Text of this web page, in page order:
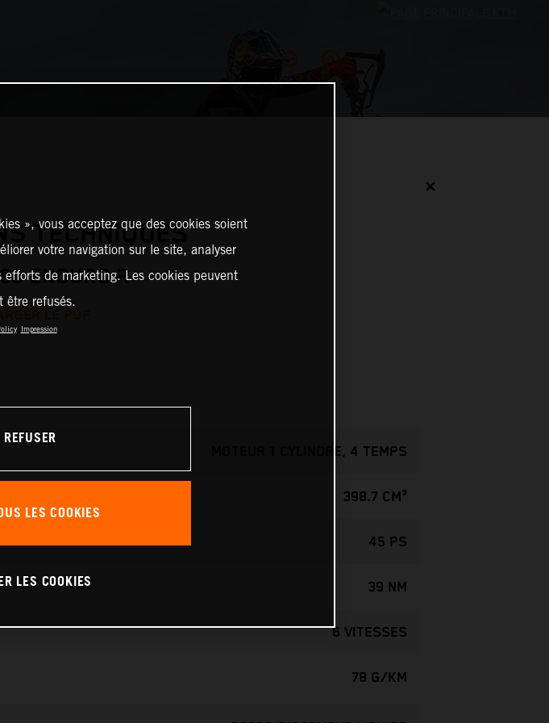
✕
TECHNIQUES
ENDURO R
MOTEUR 1 CYLINDRE, 4 TEMPS
398.7 CM³
45 PS
39 NM
6 VITESSES
78 G/KM
», vous acceptez que des cookies soient
votre navigation sur le site, analyser
de marketing. Les cookies peuvent
être refusés.
Impression
LES COOKIES
LES COOKIES